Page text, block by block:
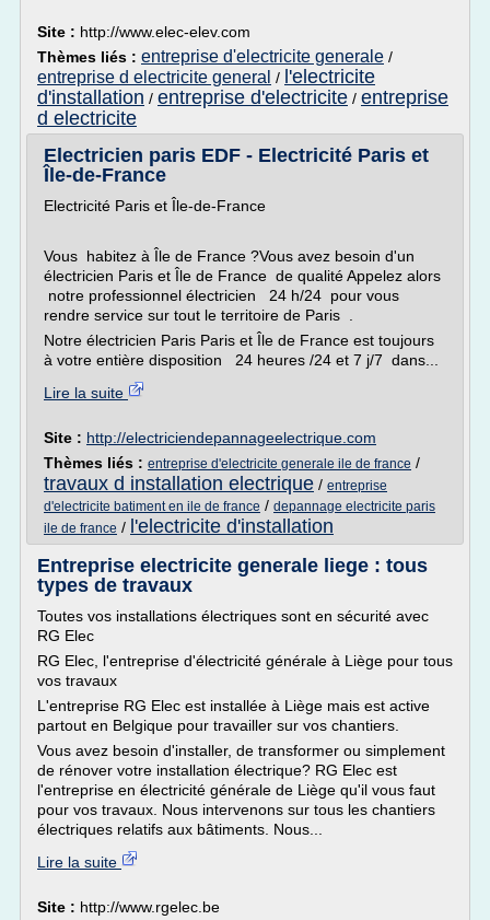
Site : http://www.elec-elev.com
Thèmes liés : entreprise d'electricite generale /
entreprise d electricite general / l'electricite
d'installation / entreprise d'electricite / entreprise
d electricite
Electricien paris EDF - Electricité Paris et
Île-de-France
Electricité Paris et Île-de-France
Vous habitez à Île de France ?Vous avez besoin d'un
électricien Paris et Île de France de qualité Appelez alors
notre professionnel électricien 24 h/24 pour vous
rendre service sur tout le territoire de Paris .
Notre électricien Paris Paris et Île de France est toujours
à votre entière disposition 24 heures /24 et 7 j/7 dans...
Lire la suite
Site : http://electriciendepannageelectrique.com
Thèmes liés : entreprise d'electricite generale ile de france /
travaux d installation electrique / entreprise
d'electricite batiment en ile de france / depannage electricite paris
ile de france / l'electricite d'installation
Entreprise electricite generale liege : tous
types de travaux
Toutes vos installations électriques sont en sécurité avec
RG Elec
RG Elec, l'entreprise d'électricité générale à Liège pour tous
vos travaux
L'entreprise RG Elec est installée à Liège mais est active
partout en Belgique pour travailler sur vos chantiers.
Vous avez besoin d'installer, de transformer ou simplement
de rénover votre installation électrique? RG Elec est
l'entreprise en électricité générale de Liège qu'il vous faut
pour vos travaux. Nous intervenons sur tous les chantiers
électriques relatifs aux bâtiments. Nous...
Lire la suite
Site : http://www.rgelec.be